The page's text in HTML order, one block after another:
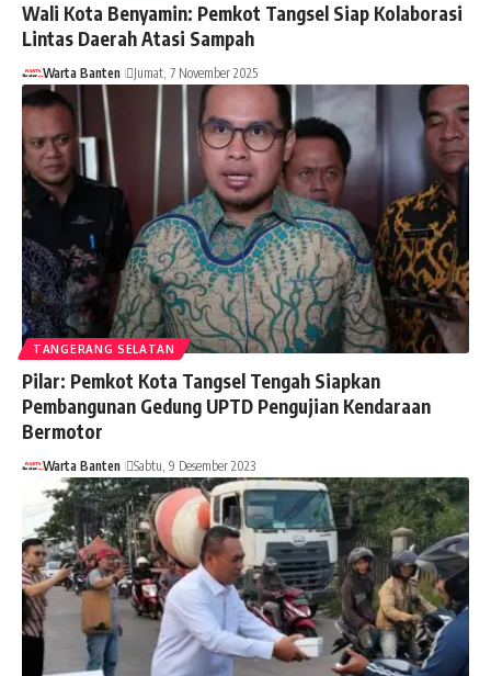
Wali Kota Benyamin: Pemkot Tangsel Siap Kolaborasi
Lintas Daerah Atasi Sampah
Warta Banten Jumat, 7 November 2025
TANGERANG SELATAN
Pilar: Pemkot Kota Tangsel Tengah Siapkan
Pembangunan Gedung UPTD Pengujian Kendaraan
Bermotor
Warta Banten Sabtu, 9 Desember 2023